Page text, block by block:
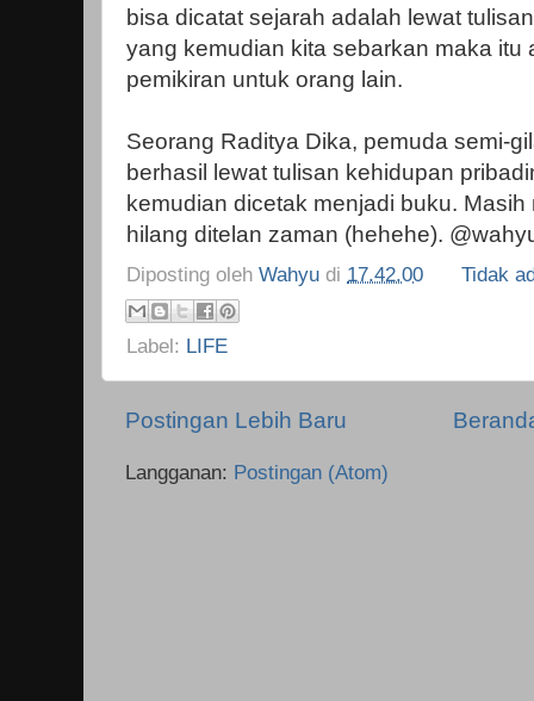
bisa dicatat sejarah adalah lewat
yang kemudian kita sebarkan maka itu
pemikiran untuk orang lain.
Seorang Raditya Dika, pemuda semi-
berhasil lewat tulisan kehidupan
kemudian dicetak menjadi buku.
hilang ditelan zaman (hehehe).
Diposting oleh Wahyu di 17.42.00 Tidak
Label: LIFE
Postingan Lebih Baru
Langganan: Postingan (Atom)